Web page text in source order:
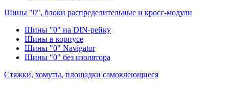
Шины "0", блоки распределительные и кросс-модули
Шины "0" на DIN-рейку
Шины в корпусе
Шины "0" Navigator
Шины "0" без изолятора
Стяжки, хомуты, площадки самоклеющиеся